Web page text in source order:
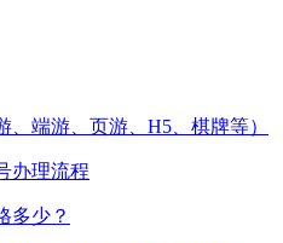
端游、页游、H5、棋牌等）
办理流程
多少？